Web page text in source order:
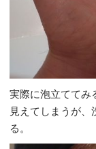
実際に泡立ててみ
見えてしまうが
る。